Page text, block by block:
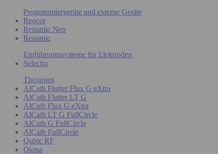
Programmiergeräte und externe Geräte
Reocor
Renamic Neo
Renamic
Einführungssysteme für Elektroden
Selectra
Therapien
AlCath Flutter Flux G eXtra
AlCath Flutter LT G
AlCath Flux G eXtra
AlCath LT G FullCircle
AlCath G FullCircle
AlCath FullCircle
Qubic RF
Qiona